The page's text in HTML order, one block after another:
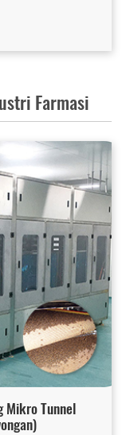
Farmasi
Mikro Tunnel